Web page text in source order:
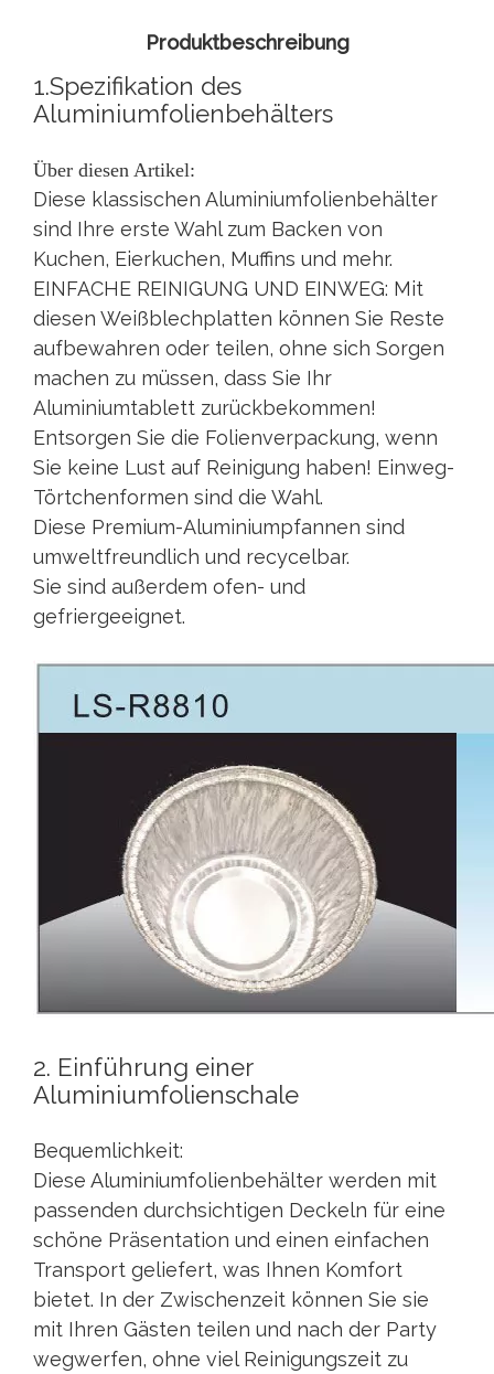
Produktbeschreibung
1.Spezifikation des
Aluminiumfolienbehälters
Über diesen Artikel:
Diese klassischen Aluminiumfolienbehälter
sind Ihre erste Wahl zum Backen von
Kuchen, Eierkuchen, Muffins und mehr.
EINFACHE REINIGUNG UND EINWEG: Mit
diesen Weißblechplatten können Sie Reste
aufbewahren oder teilen, ohne sich Sorgen
machen zu müssen, dass Sie Ihr
Aluminiumtablett zurückbekommen!
Entsorgen Sie die Folienverpackung, wenn
Sie keine Lust auf Reinigung haben! Einweg-
Törtchenformen sind die Wahl.
Diese Premium-Aluminiumpfannen sind
umweltfreundlich und recycelbar.
Sie sind außerdem ofen- und
gefriergeeignet.
2. Einführung einer
Aluminiumfolienschale
Bequemlichkeit:
Diese Aluminiumfolienbehälter werden mit
passenden durchsichtigen Deckeln für eine
schöne Präsentation und einen einfachen
Transport geliefert, was Ihnen Komfort
bietet. In der Zwischenzeit können Sie sie
mit Ihren Gästen teilen und nach der Party
wegwerfen, ohne viel Reinigungszeit zu